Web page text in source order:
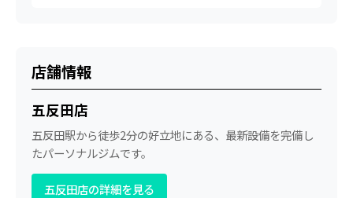
店舗情報
五反田店
五反田駅から徒歩2分の好立地にある、最新設備を完備し
たパーソナルジムです。
五反田店の詳細を見る